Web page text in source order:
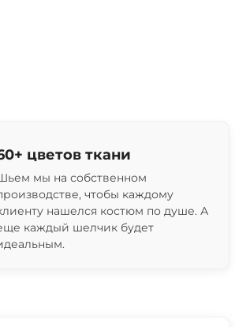
цветов ткани
мы на собственном
чтобы каждому
нашелся костюм по душе. А
каждый шелчик будет